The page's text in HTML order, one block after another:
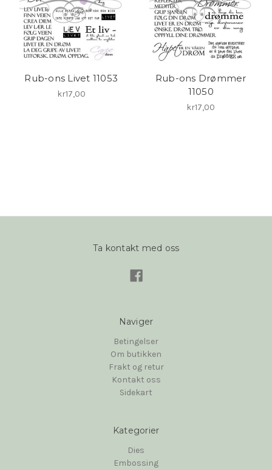
Rub-ons Livet 11053
kr17,00
Rub-ons Drømmer
11050
kr17,00
Ta kontakt med oss
Naviger
Betingelser
Om butikken
Frakt og retur
Kontakt oss
Sidekart
Kategorier
Dies
Embossing